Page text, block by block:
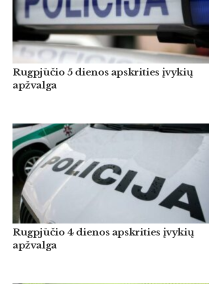
Rugpjūčio 5 dienos apskrities įvykių
apžvalga
Rugpjūčio 4 dienos apskrities įvykių
apžvalga